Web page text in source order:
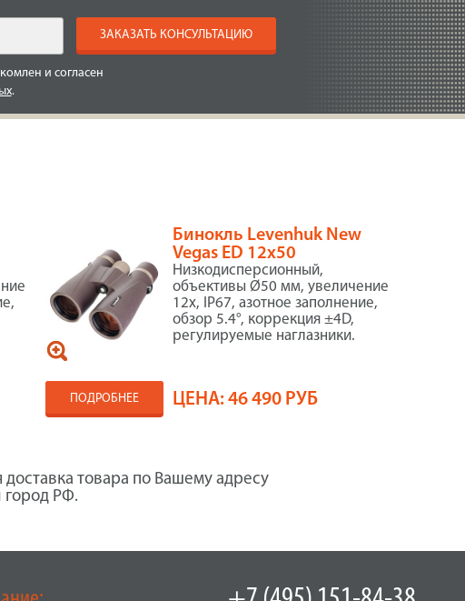
ЗАКАЗАТЬ КОНСУЛЬТАЦИЮ
и согласен
.
Бинокль Levenhuk New
Vegas ED 12x50
Низкодисперсионный,
объективы Ø50 мм, увеличение
12x, IP67, азотное заполнение,
обзор 5.4°, коррекция ±4D,
регулируемые наглазники.
ПОДРОБНЕЕ ЦЕНА:46 490 РУБ
доставка товара по Вашему адресу
город РФ.